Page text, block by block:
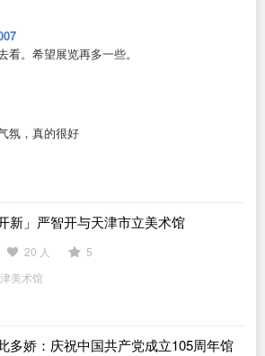
看。希望展览再多一些。
氛，真的很好
新」严智开与天津市立美术馆
20 人
5
美术馆
多娇：庆祝中国共产党成立105周年馆